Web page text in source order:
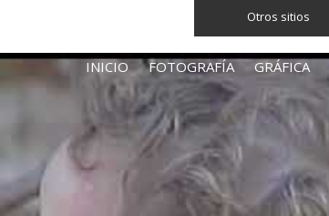
Otros sitios
INICIO FOTOGRAFÍA GRÁFICA